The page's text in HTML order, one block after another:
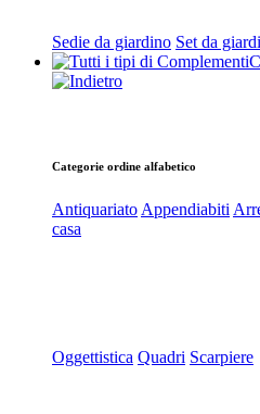
Sedie da giardino Set da
Categorie ordine alfabetico
Antiquariato Appendiabiti
casa
Oggettistica Quadri Scarpiere